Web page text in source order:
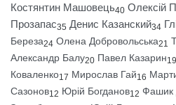
Костянтин Машовець40 Олексій
Прозапас35 Денис Казанский34
Береза24 Олена Добровольська21
Александр Балу20 Павел Казарин19
Коваленко17 Мирослав Гай16
Сазонов12 Юрій Богданов12 Фашик